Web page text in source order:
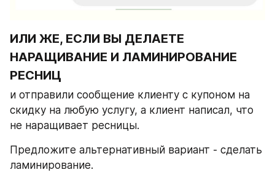
ИЛИ ЖЕ, ЕСЛИ ВЫ ДЕЛАЕТЕ
НАРАЩИВАНИЕ И ЛАМИНИРОВАНИЕ
РЕСНИЦ
и отправили сообщение клиенту с купоном на
скидку на любую услугу, а клиент написал, что
не наращивает ресницы.
Предложите альтернативный вариант - сделать
ламинирование.